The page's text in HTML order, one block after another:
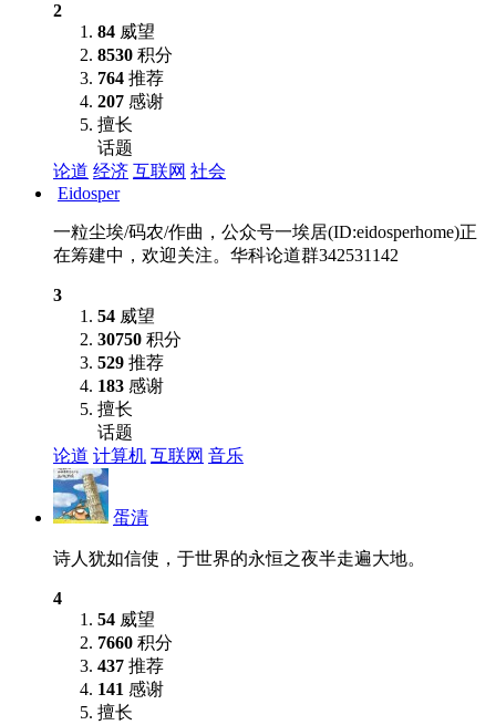
2
84 威望
8530 积分
764 推荐
207 感谢
擅长
话题
论道 经济 互联网 社会
Eidosper
一粒尘埃/码农/作曲，公众号一埃居(ID:eidosperhome)正
在筹建中，欢迎关注。华科论道群342531142
3
54 威望
30750 积分
529 推荐
183 感谢
擅长
话题
论道 计算机 互联网 音乐
蛋清
诗人犹如信使，于世界的永恒之夜半走遍大地。
4
54 威望
7660 积分
437 推荐
141 感谢
擅长